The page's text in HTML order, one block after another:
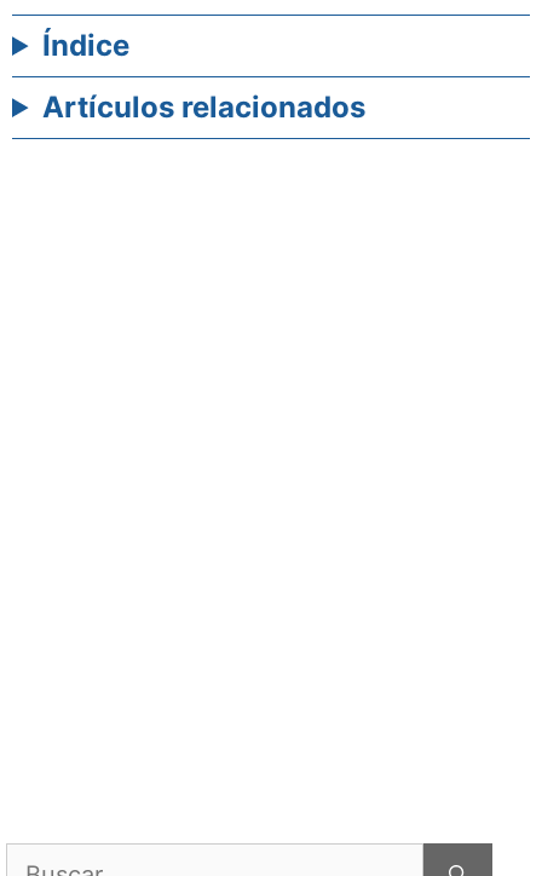
Índice
Artículos relacionados
Buscar: